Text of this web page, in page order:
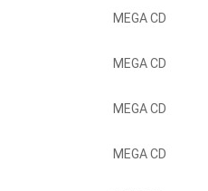
MEGA CD
MEGA CD
MEGA CD
MEGA CD